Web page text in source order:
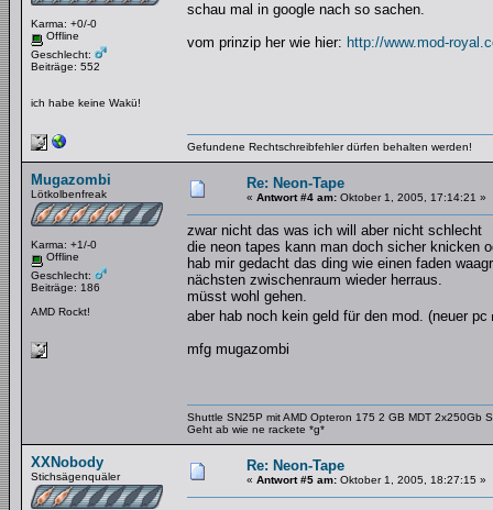
Karma: +0/-0
Offline
Geschlecht:
Beiträge: 552
ich habe keine Wakü!
schau mal in google nach so sachen.
vom prinzip her wie hier: http://www.mod-
Gefundene Rechtschreibfehler dürfen behalten werden!
Mugazombi
Lötkolbenfreak
Karma: +1/-0
Offline
Geschlecht:
Beiträge: 186
AMD Rockt!
Re: Neon-Tape
« Antwort #4 am: Oktober 1, 2005, 17:14:21 »
zwar nicht das was ich will aber nicht schlecht
die neon tapes kann man doch sicher knicken
hab mir gedacht das ding wie einen faden
nächsten zwischenraum wieder herraus.
müsst wohl gehen.
aber hab noch kein geld für den mod. (neuer pc
mfg mugazombi
Shuttle SN25P mit AMD Opteron 175 2 GB MDT 2x250Gb
Geht ab wie ne rackete *g*
XXNobody
Stichsägenquäler
Re: Neon-Tape
« Antwort #5 am: Oktober 1, 2005, 18:27:15 »